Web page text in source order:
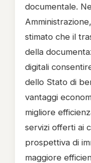
documentale.
stimato che il
della
digitali
dello Stato di
vantaggi
migliore
servizi offerti ai
prospettiva di
maggiore